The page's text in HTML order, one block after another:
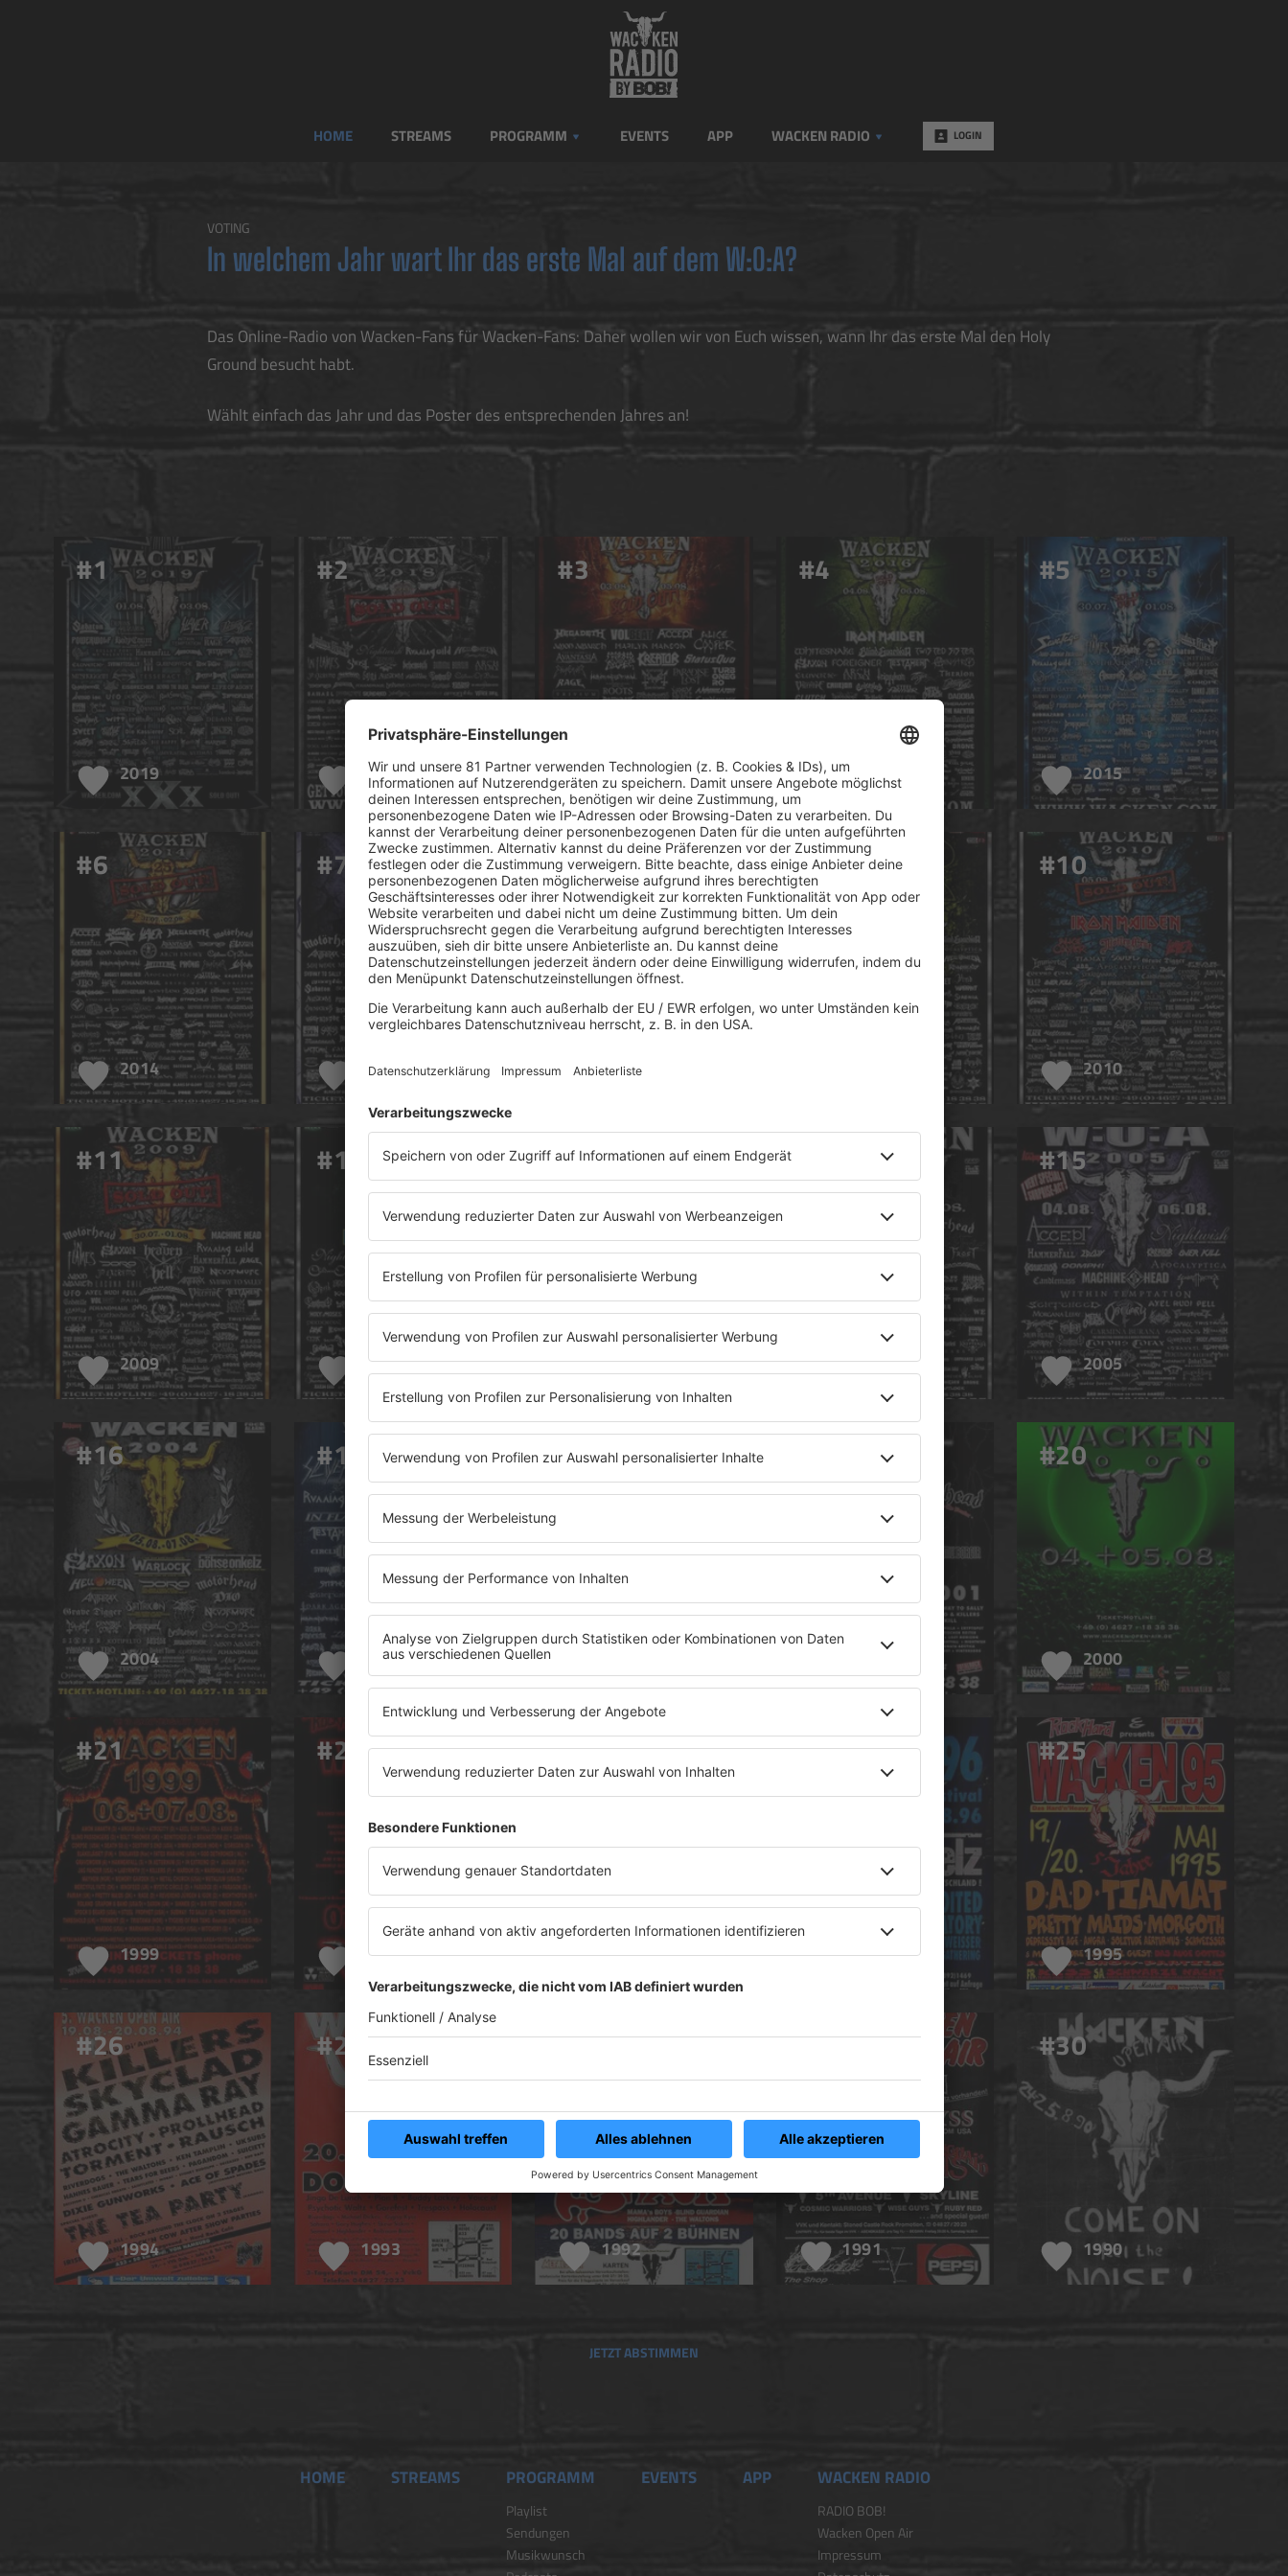
HOME STREAMS PROGRAMM EVENTS APP WACKEN RADIO LOGIN
VOTING
In welchem Jahr wart Ihr das erste Mal auf dem W:O:A?
Das Online-Radio von Wacken-Fans für Wacken-Fans: Daher wollen wir von Euch wissen, wann Ihr das erste Mal den Holy
Ground besucht habt.
Wählt einfach das Jahr und das Poster des entsprechenden Jahres an!
#1
2019
#2
2018
#3
2017
#4
2016
#5
2015
#6
2014
#7
2013
#8
2012
#9 #10
2010
#11
2009
#12
2008
#13
2007 2006
#15
2005
#16
2004
#17
2003
#18 #20
2000
#21
1999
#22
1998
#23
1997
#24
1996
#25
1995
#26
1994
#27
1993
#28
1992
#29
1991
#30
1990
JETZT ABSTIMMEN
HOME STREAMS PROGRAMM
Playlist
Sendungen
Musikwunsch
EVENTS APP WACKEN RADIO
RADIO BOB!
Wacken Open Air
Impressum